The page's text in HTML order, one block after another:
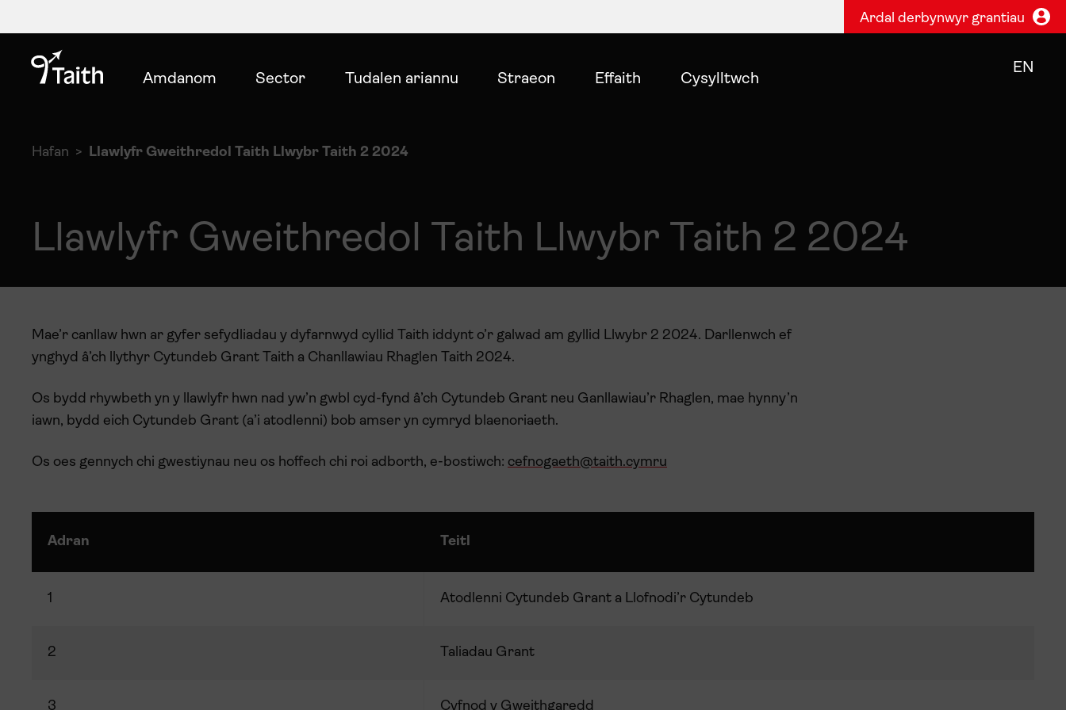
Ardal derbynwyr grantiau
Amdanom Sector Tudalen ariannu Straeon Effaith Cysylltwch
EN
Hafan Llawlyfr Gweithredol Taith Llwybr Taith 2 2024
Llawlyfr Gweithredol Taith Llwybr Taith 2 2024
Mae’r canllaw hwn ar gyfer sefydliadau y dyfarnwyd cyllid Taith iddynt o’r galwad am gyllid Llwybr 2 2024. Darllenwch ef
ynghyd â’ch llythyr Cytundeb Grant Taith a Chanllawiau Rhaglen Taith 2024.
Os bydd rhywbeth yn y llawlyfr hwn nad yw’n gwbl cyd-fynd â’ch Cytundeb Grant neu Ganllawiau’r Rhaglen, mae hynny’n
iawn, bydd eich Cytundeb Grant (a’i atodlenni) bob amser yn cymryd blaenoriaeth.
Os oes gennych chi gwestiynau neu os hoffech chi roi adborth, e-bostiwch: cefnogaeth@taith.cymru
Adran Teitl
1 Atodlenni Cytundeb Grant a Llofnodi’r Cytundeb
2 Taliadau Grant
3 Cyfnod y Gweithgaredd